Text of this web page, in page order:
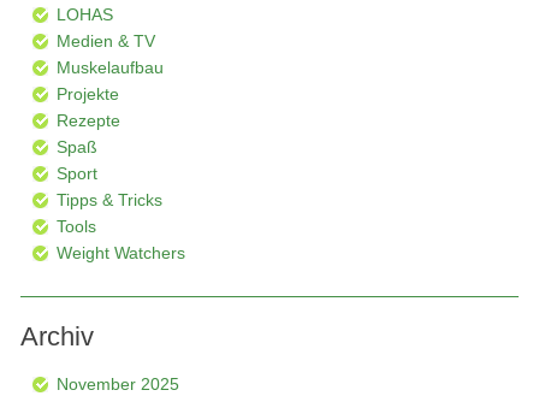
LOHAS
Medien & TV
Muskelaufbau
Projekte
Rezepte
Spaß
Sport
Tipps & Tricks
Tools
Weight Watchers
Archiv
November 2025